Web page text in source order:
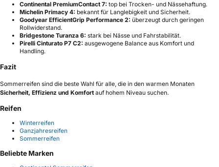
Continental PremiumContact 7: top bei Trocken- und Nässehaftung.
Michelin Primacy 4: bekannt für Langlebigkeit und Sicherheit.
Goodyear EfficientGrip Performance 2: überzeugt durch geringen
Rollwiderstand.
Bridgestone Turanza 6: stark bei Nässe und Fahrstabilität.
Pirelli Cinturato P7 C2: ausgewogene Balance aus Komfort und
Handling.
Fazit
Sommerreifen sind die beste Wahl für alle, die in den warmen Monaten
Sicherheit, Effizienz und Komfort auf hohem Niveau suchen.
Reifen
Winterreifen
Ganzjahresreifen
Sommerreifen
Beliebte Marken